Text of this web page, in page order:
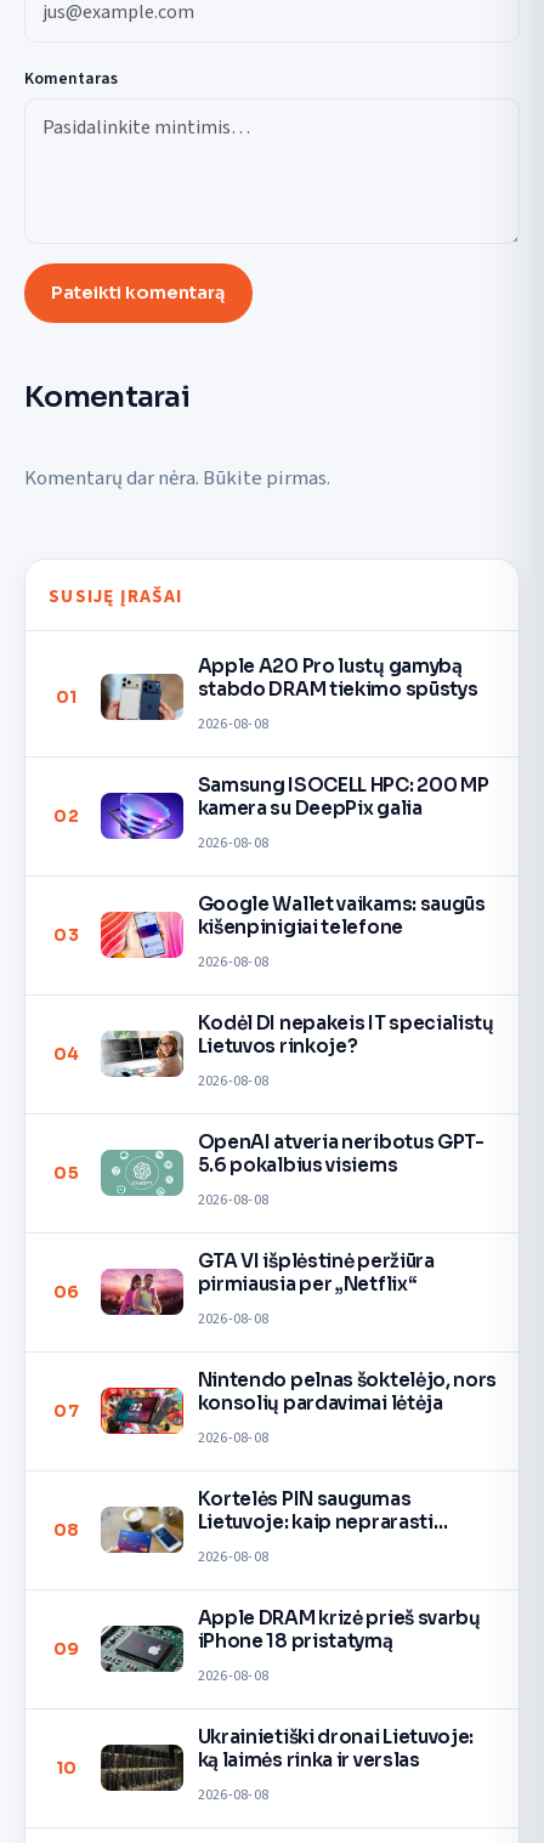
Komentaras
Pateikti komentarą
Komentarai
Komentarų dar nėra. Būkite pirmas.
SUSIJĘ ĮRAŠAI
01
Apple A20 Pro lustų gamybą
stabdo DRAM tiekimo spūstys
2026-08-08
02
Samsung ISOCELL HPC: 200 MP
kamera su DeepPix galia
2026-08-08
03
Google Wallet vaikams: saugūs
kišenpinigiai telefone
2026-08-08
04
Kodėl DI nepakeis IT specialistų
Lietuvos rinkoje?
2026-08-08
05
OpenAI atveria neribotus GPT-
5.6 pokalbius visiems
2026-08-08
06
GTA VI išplėstinė peržiūra
pirmiausia per „Netflix“
2026-08-08
07
Nintendo pelnas šoktelėjo, nors
konsolių pardavimai lėtėja
2026-08-08
08
Kortelės PIN saugumas
Lietuvoje: kaip neprarasti
2026-08-08
09
Apple DRAM krizė prieš svarbų
iPhone 18 pristatymą
2026-08-08
10
Ukrainietiški dronai Lietuvoje:
ką laimės rinka ir verslas
2026-08-08